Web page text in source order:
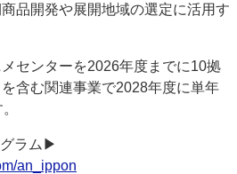
品開発や展開地域の選定に活用す
センターを2026年度までに10拠
含む関連事業で2028年度に単年
グラム▶
an_ippon